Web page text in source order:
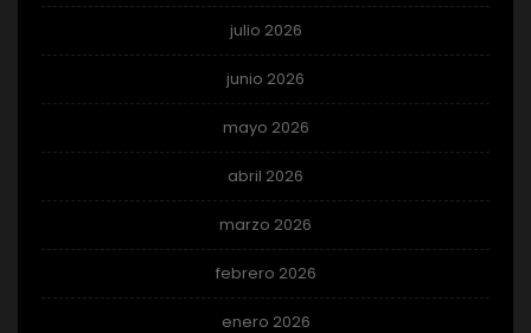
julio 2026
junio 2026
mayo 2026
abril 2026
marzo 2026
febrero 2026
enero 2026